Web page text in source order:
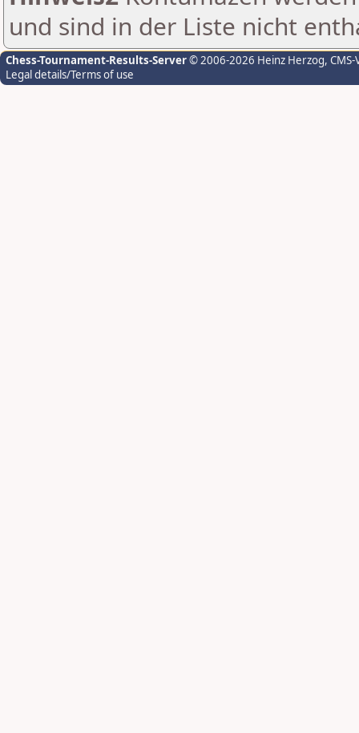
und sind in der Liste nicht
Chess-Tournament-Results-Server© 2006-2026 Heinz Herzog,
Legal details/Terms of use